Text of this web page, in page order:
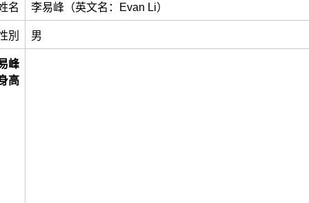
名 李易峰（英文名：Evan Li）
別 男
峰
高